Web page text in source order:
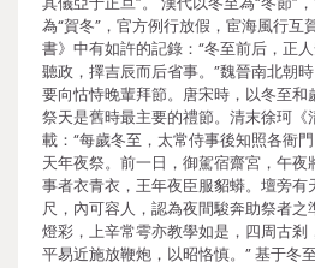
為“賀冬”，官方例行放假，宦海風行互
書》中有如許的記錄：“冬至前后，正
聽政，擇吉辰而后省事。”魏晉南北朝
要向怙恃晚輩拜節。唐宋時，以冬至和
祭天是舊時最主要的禮節。清末徐珂《
載：“每歲冬至，太常侍事後知照各衙
天年夜祭。前一日，御駕宿齋宮，午
事者衣青衣，王年夜臣服貂蟒。壇旁
尺，內可容人，認為夜間駿奔助祭者
燈彩，上辛常雩亦教學如是，四周古
平易近施放鞭炮，以昭恪慎。” 基于冬